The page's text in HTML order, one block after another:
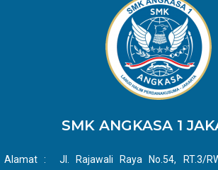
SMK ANGKASA 1
Alamat : Jl. Rajawali Raya No.54, RT.3/